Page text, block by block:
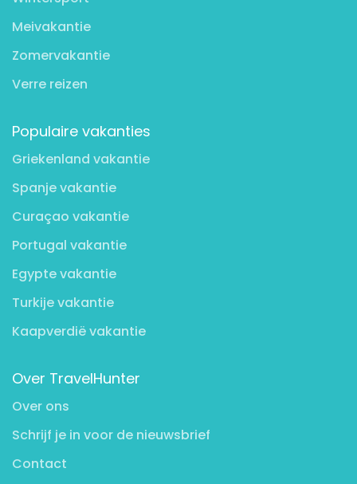
Meivakantie
Zomervakantie
Verre reizen
Populaire vakanties
Griekenland vakantie
Spanje vakantie
Curaçao vakantie
Portugal vakantie
Egypte vakantie
Turkije vakantie
Kaapverdië vakantie
Over TravelHunter
Over ons
Schrijf je in voor de nieuwsbrief
Contact